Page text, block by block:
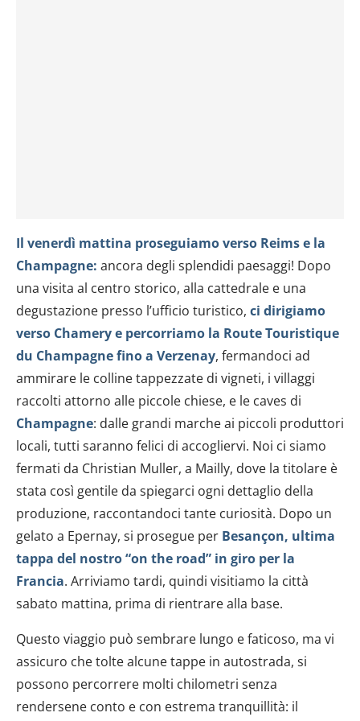
Il venerdì mattina proseguiamo verso Reims e la
Champagne: ancora degli splendidi paesaggi! Dopo
una visita al centro storico, alla cattedrale e una
degustazione presso l’ufficio turistico, ci dirigiamo
verso Chamery e percorriamo la Route Touristique
du Champagne fino a Verzenay, fermandoci ad
ammirare le colline tappezzate di vigneti, i villaggi
raccolti attorno alle piccole chiese, e le caves di
Champagne: dalle grandi marche ai piccoli produttori
locali, tutti saranno felici di accogliervi. Noi ci siamo
fermati da Christian Muller, a Mailly, dove la titolare è
stata così gentile da spiegarci ogni dettaglio della
produzione, raccontandoci tante curiosità. Dopo un
gelato a Epernay, si prosegue per Besançon, ultima
tappa del nostro “on the road” in giro per la
Francia. Arriviamo tardi, quindi visitiamo la città
sabato mattina, prima di rientrare alla base.
Questo viaggio può sembrare lungo e faticoso, ma vi
assicuro che tolte alcune tappe in autostrada, si
possono percorrere molti chilometri senza
rendersene conto e con estrema tranquillità: il